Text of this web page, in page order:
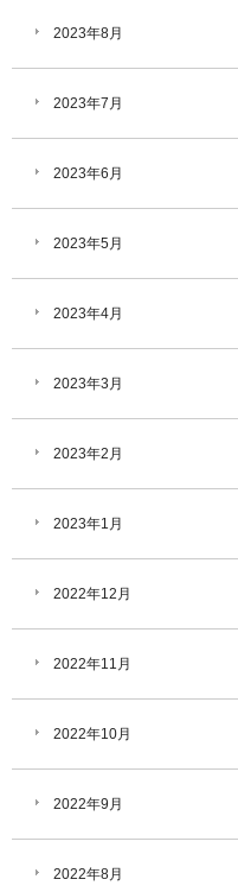
2023年8月
2023年7月
2023年6月
2023年5月
2023年4月
2023年3月
2023年2月
2023年1月
2022年12月
2022年11月
2022年10月
2022年9月
2022年8月